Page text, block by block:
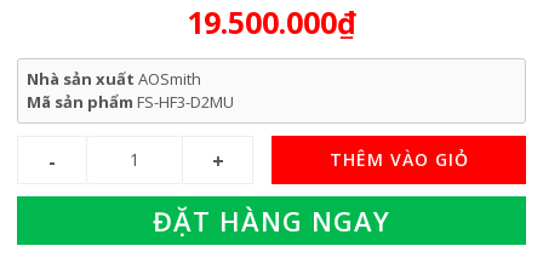
19.500.000₫
Nhà sản xuất AOSmith
Mã sản phẩm FS-HF3-D2MU
THÊM VÀO GIỎ
ĐẶT HÀNG NGAY